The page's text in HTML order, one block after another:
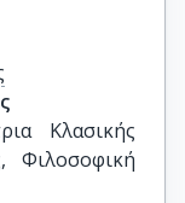
Κλασικής
Φιλοσοφική